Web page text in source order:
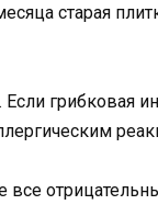
старая
грибковая